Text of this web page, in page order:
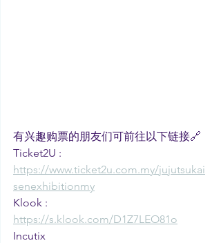
有兴趣购票的朋友们可前往以下链接🔗
Ticket2U :
https://www.ticket2u.com.my/jujutsukai
senexhibitionmy
Klook :
https://s.klook.com/D1Z7LEO81o
Incutix